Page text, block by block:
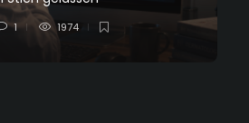
1 1974